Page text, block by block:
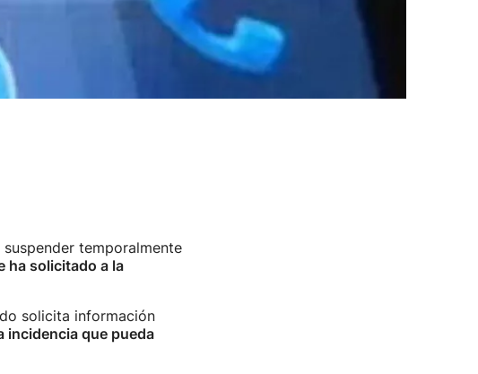
temporalmente
ha solicitado a la
solicita información
incidencia que pueda